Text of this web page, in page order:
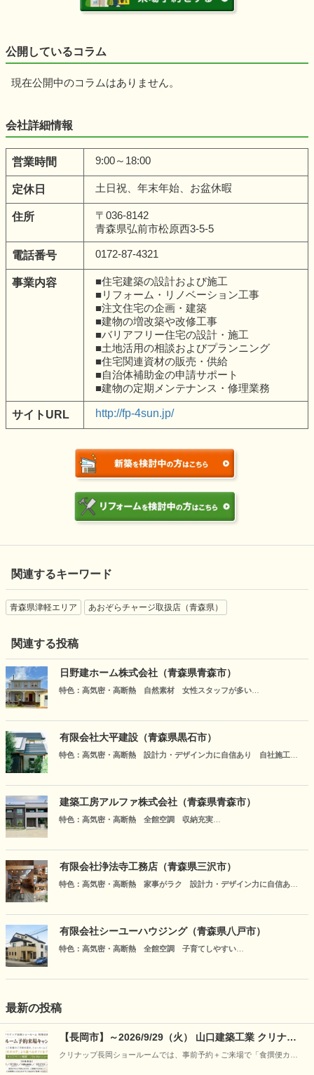
公開しているコラム
現在公開中のコラムはありません。
会社詳細情報
営業時間 9:00～18:00
定休日 土日祝、年末年始、お盆休暇
住所
〒036-8142
青森県弘前市松原西3-5-5
電話番号 0172-87-4321
事業内容
■住宅建築の設計および施工
■リフォーム・リノベーション工事
■注文住宅の企画・建築
■建物の増改築や改修工事
■バリアフリー住宅の設計・施工
■土地活用の相談およびプランニング
■住宅関連資材の販売・供給
■自治体補助金の申請サポート
■建物の定期メンテナンス・修理業務
サイトURL http://fp-4sun.jp/
関連するキーワード
青森県津軽エリア あおぞらチャージ取扱店（青森県）
関連する投稿
日野建ホーム株式会社（青森県青森市）
特色：高気密・高断熱 自然素材 女性スタッフが多い
活かした住まいを手掛けています！
有限会社大平建設（青森県黒石市）
特色：高気密・高断熱 設計力・デザイン力に自信あり 自社施工
ただけます。施工実績は年間6件以上、地域に根ざした信頼の工務店で
す。
建築工房アルファ株式会社（青森県青森市）
特色：高気密・高断熱 全館空調 収納充実
収納サービス」でお客様にプラスアルファしたご提案を致します。
有限会社浄法寺工務店（青森県三沢市）
特色：高気密・高断熱 家事がラク 設計力・デザイン力に自信あり
らしのために、ご要望をしっかり受け止めてプランニングさせていた
だきます。
有限会社シーユーハウジング（青森県八戸市）
特色：高気密・高断熱 全館空調 子育てしやすい
最新の投稿
【長岡市】～2026/9/29（火） 山口建築工業 クリナッ
プ長岡ショールーム予約来場キャンペーン
クリナップ長岡ショールームでは、事前予約＋ご来場で「食撰便カタ